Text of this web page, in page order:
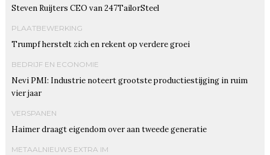
Steven Ruijters CEO van 247TailorSteel
PLAATBEWERKING
Trumpf herstelt zich en rekent op verdere groei
BEDRIJF EN ECONOMIE
Nevi PMI: Industrie noteert grootste productiestijging in ruim
vier jaar
VERSPANEN
Haimer draagt eigendom over aan tweede generatie
METAALNIEUWS EXTRA IM